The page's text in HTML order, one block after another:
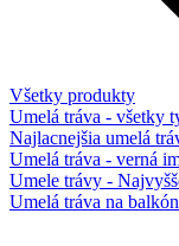
Všetky produkty
Umelá tráva - všetky
Najlacnejšia umelá
Umelá tráva - verná
Umele trávy -
Umelá tráva na balkón